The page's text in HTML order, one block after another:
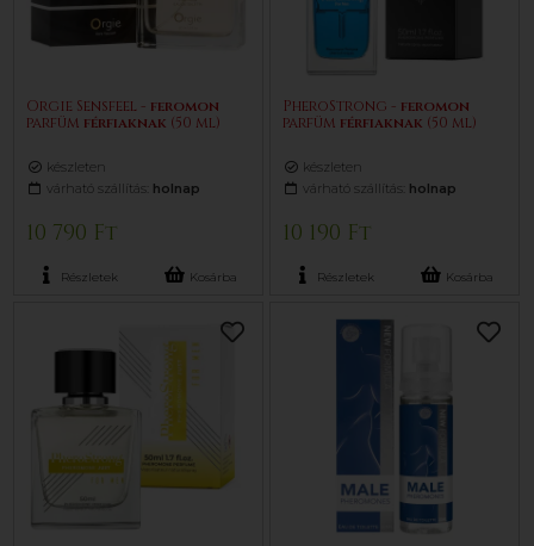
Orgie Sensfeel - feromon
parfüm férfiaknak (50 ml)
készleten
várható szállítás: holnap
10 790 Ft
Részletek Kosárba
PheroStrong - feromon
parfüm férfiaknak (50 ml)
készleten
várható szállítás: holnap
10 190 Ft
Részletek Kosárba